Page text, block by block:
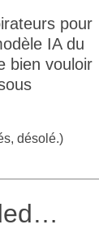
pour
IA du
bien vouloir
désolé.)